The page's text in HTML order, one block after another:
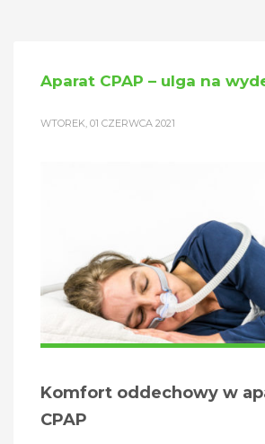
Aparat CPAP – ulga na
WTOREK, 01 CZERWCA 2021
Komfort oddechowy w
CPAP